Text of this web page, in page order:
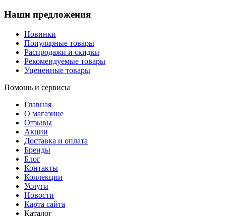
Наши предложения
Новинки
Популярные товары
Распродажи и скидки
Рекомендуемые товары
Уцененные товары
Помощь и сервисы
Главная
О магазине
Отзывы
Акции
Доставка и оплата
Бренды
Блог
Контакты
Коллекции
Услуги
Новости
Карта сайта
Каталог